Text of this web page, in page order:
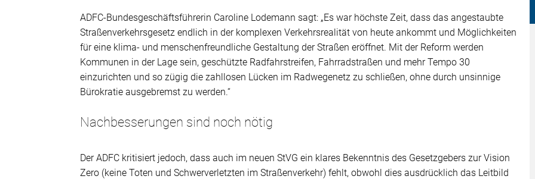
ADFC-Bundesgeschäftsführerin Caroline Lodemann sagt: „Es war höchste Zeit, dass das angestaubte
Straßenverkehrsgesetz endlich in der komplexen Verkehrsrealität von heute ankommt und Möglichkeiten
für eine klima- und menschenfreundliche Gestaltung der Straßen eröffnet. Mit der Reform werden
Kommunen in der Lage sein, geschützte Radfahrstreifen, Fahrradstraßen und mehr Tempo 30
einzurichten und so zügig die zahllosen Lücken im Radwegenetz zu schließen, ohne durch unsinnige
Bürokratie ausgebremst zu werden.“
Nachbesserungen sind noch nötig
Der ADFC kritisiert jedoch, dass auch im neuen StVG ein klares Bekenntnis des Gesetzgebers zur Vision
Zero (keine Toten und Schwerverletzten im Straßenverkehr) fehlt, obwohl dies ausdrücklich das Leitbild